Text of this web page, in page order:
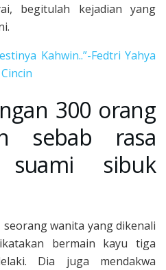
begitulah kejadian yang
Kahwin..”-Fedtri Yahya
300 orang
sebab rasa
sibuk
wanita yang dikenali
bermain kayu tiga
Dia juga mendakwa